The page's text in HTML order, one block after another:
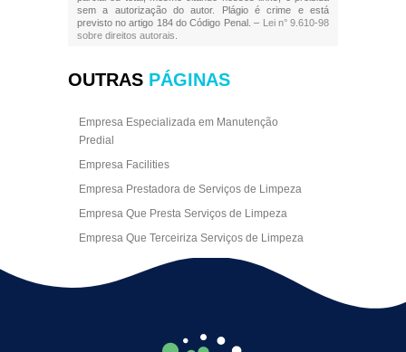
sem a autorização do autor. Plágio é crime e está
previsto no artigo 184 do Código Penal. – Lei n° 9.610-98
sobre direitos autorais
OUTRAS PÁGINAS
Empresa Especializada em Manutenção
Predial
Empresa Facilities
Empresa Prestadora de Serviços de Limpeza
Empresa Que Presta Serviços de Limpeza
Empresa Que Terceiriza Serviços de Limpeza
Empresa Terceirizada de Portaria
Empresa de Facilities
Empresa de Limpeza Empresarial